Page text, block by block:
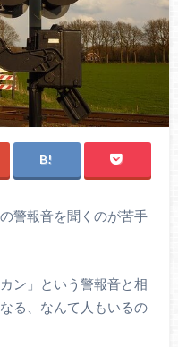
警報音を聞くのが苦手
ン」という警報音と相
る、なんて人もいるの